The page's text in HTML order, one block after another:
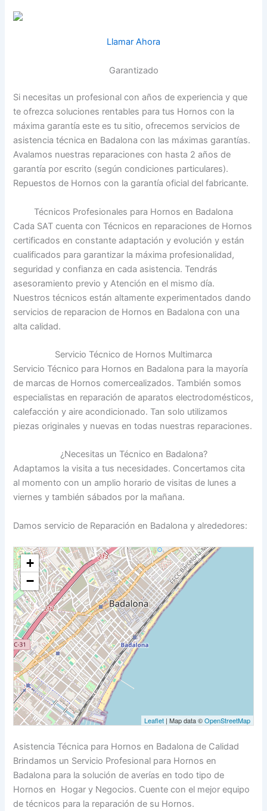
Llamar Ahora
Garantizado
Si necesitas un profesional con años de experiencia y que
te ofrezca soluciones rentables para tus Hornos con la
máxima garantía este es tu sitio, ofrecemos servicios de
asistencia técnica en Badalona con las máximas garantías.
Avalamos nuestras reparaciones con hasta 2 años de
garantía por escrito (según condiciones particulares).
Repuestos de Hornos con la garantía oficial del fabricante.
Técnicos Profesionales para Hornos en Badalona
Cada SAT cuenta con Técnicos en reparaciones de Hornos
certificados en constante adaptación y evolución y están
cualificados para garantizar la máxima profesionalidad,
seguridad y confianza en cada asistencia. Tendrás
asesoramiento previo y Atención en el mismo día.
Nuestros técnicos están altamente experimentados dando
servicios de reparacion de Hornos en Badalona con una
alta calidad.
Servicio Técnico de Hornos Multimarca
Servicio Técnico para Hornos en Badalona para la mayoría
de marcas de Hornos comercealizados. También somos
especialistas en reparación de aparatos electrodomésticos,
calefacción y aire acondicionado. Tan solo utilizamos
piezas originales y nuevas en todas nuestras reparaciones.
¿Necesitas un Técnico en Badalona?
Adaptamos la visita a tus necesidades. Concertamos cita
al momento con un amplio horario de visitas de lunes a
viernes y también sábados por la mañana.
Damos servicio de Reparación en Badalona y alrededores:
+
−
Leaflet| Map data ©OpenStreetMap
Asistencia Técnica para Hornos en Badalona de Calidad
Brindamos un Servicio Profesional para Hornos en
Badalona para la solución de averías en todo tipo de
Hornos en Hogar y Negocios. Cuente con el mejor equipo
de técnicos para la reparación de su Hornos.